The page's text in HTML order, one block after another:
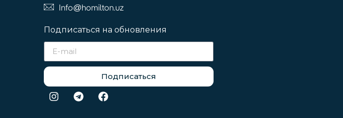
Info@homilton.uz
Подписаться на обновления
Подписаться